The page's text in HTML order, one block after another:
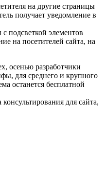
на другие страницы
получает уведомление в
подсветкой элементов
на посетителей сайта, на
осенью разработчики
для среднего и крупного
останется бесплатной
для сайта,